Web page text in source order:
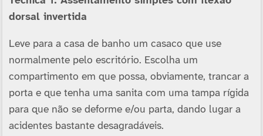
dorsal invertida
Leve para a casa de banho um casaco que use
normalmente pelo escritório. Escolha um
compartimento em que possa, obviamente, trancar a
porta e que tenha uma sanita com uma tampa rí­gida
para que não se deforme e/ou parta, dando lugar a
acidentes bastante desagradáveis.